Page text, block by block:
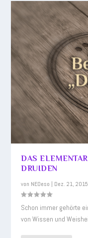
DAS
DRUIDEN
von NEOeso | Dez. 21, 2015
Schon immer gehörte
von Wissen und